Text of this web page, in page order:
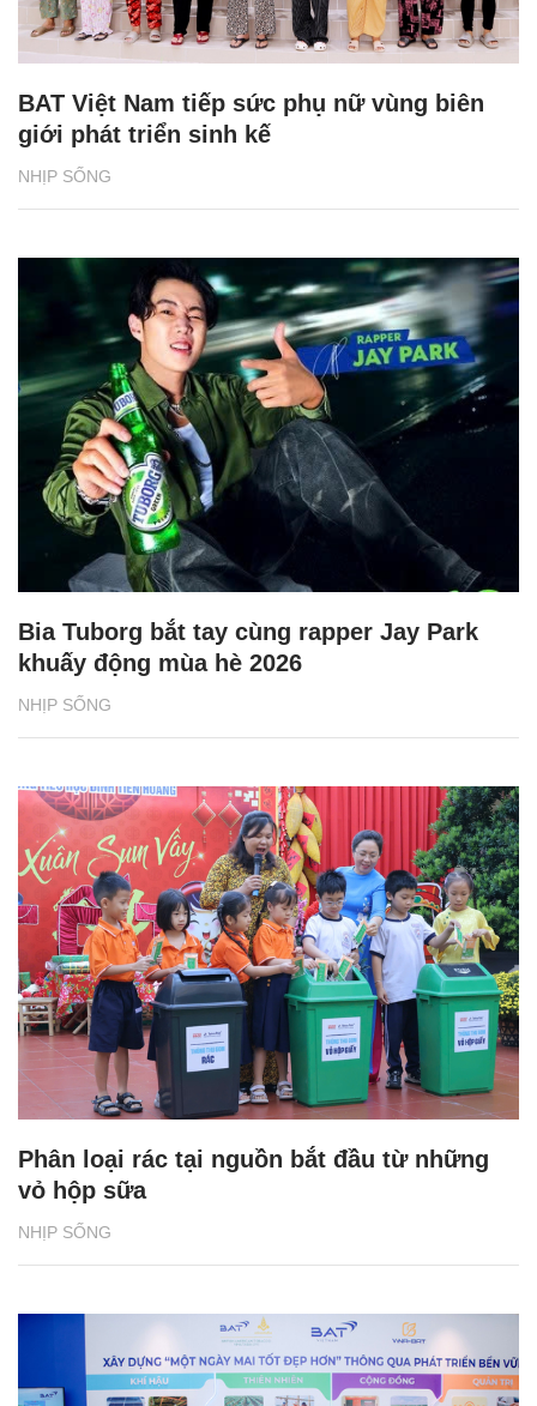
NHỊP SỐNG
BAT Việt Nam tiếp sức phụ nữ vùng biên
giới phát triển sinh kế
NHỊP SỐNG
Bia Tuborg bắt tay cùng rapper Jay Park
khuấy động mùa hè 2026
NHỊP SỐNG
Phân loại rác tại nguồn bắt đầu từ những
vỏ hộp sữa